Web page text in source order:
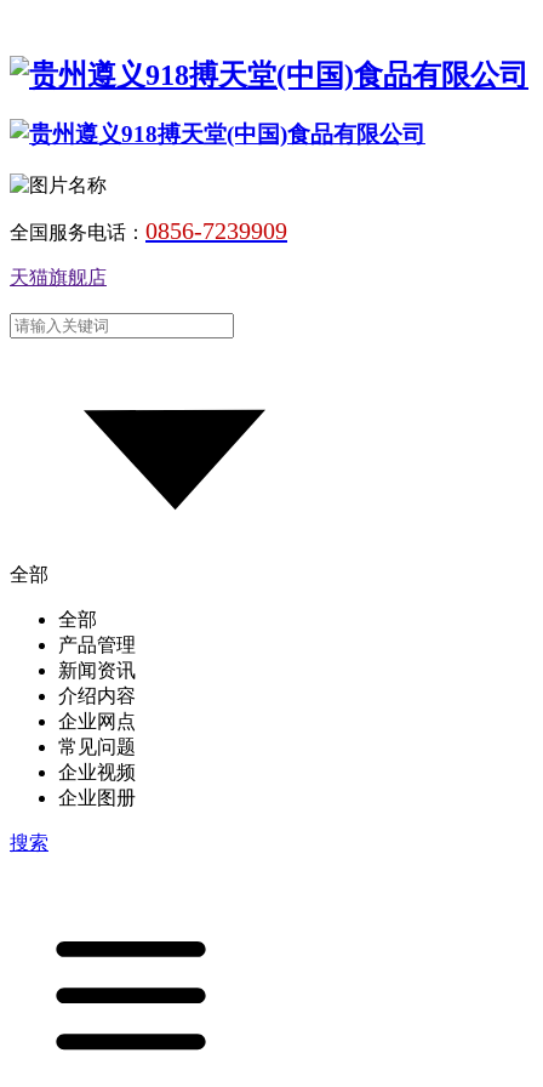
全国服务电话： 0856-7239909
天猫旗舰店
全部
全部
产品管理
新闻资讯
介绍内容
企业网点
常见问题
企业视频
企业图册
搜索